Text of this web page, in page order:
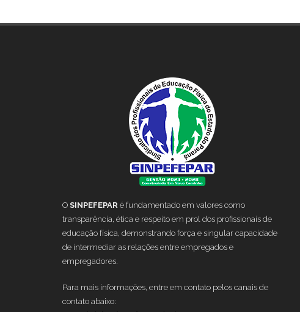
O SINPEFEPAR é fundamentado em valores como
transparência, ética e respeito em prol dos profissionais de
educação física, demonstrando força e singular capacidade
de intermediar as relações entre empregados e
empregadores.
Para mais informações, entre em contato pelos canais de
contato abaixo: